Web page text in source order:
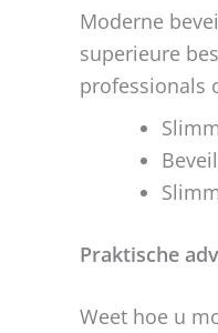
Moderne
superieure
professionals
Praktische
Weet hoe u